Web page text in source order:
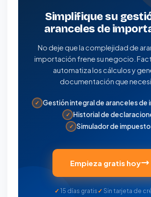
Simplifique su
aranceles de
No deje que la complejidad de
importación frene su negocio.
automatiza los cálculos y
documentación que
✓ Gestión integral de aranceles de
✓ Historial de
✓ Simulador de
Empieza gratis hoy
15 días gratis
Sin tarjeta de